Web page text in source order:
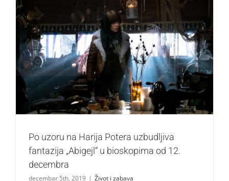
Po uzoru na Harija Potera uzbudljiva fantazija „Abigejl“ u
bioskopima od 12. decembra
Život i zabava
Po uzoru na Harija Potera uzbudljiva
fantazija „Abigejl“ u bioskopima od 12.
decembra
decembar 5th, 2019 | Život i zabava